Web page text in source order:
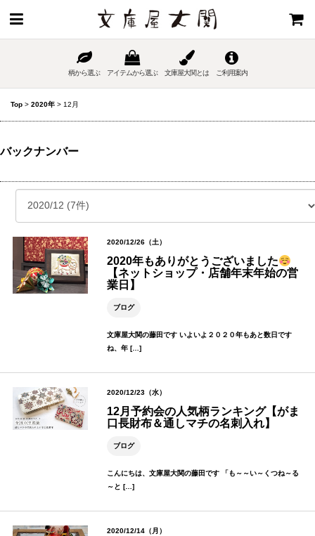
柄から選ぶ アイテムから選ぶ 文庫屋大関とは ご利用案内
Top > 2020年 > 12月
バックナンバー
2020/12/26（土）
2020年もありがとうございました
【ネットショップ・店舗年末年始の営
業日】
ブログ
文庫屋大関の藤田です いよいよ２０２０年もあと数日です
ね、年 […]
2020/12/23（水）
12月予約会の人気柄ランキング【がま
口長財布＆通しマチの名刺入れ】
ブログ
こんにちは、文庫屋大関の藤田です 「も～～い～くつね～る
～と […]
2020/12/14（月）